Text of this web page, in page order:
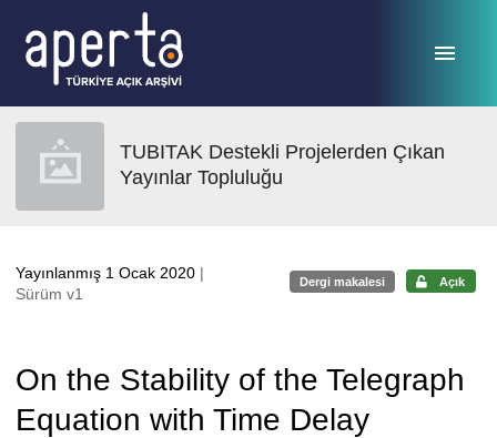
TUBITAK Destekli Projelerden Çıkan
Yayınlar Topluluğu
Yayınlanmış 1 Ocak 2020 |
Sürüm v1
Dergi makalesi Açık
On the Stability of the Telegraph
Equation with Time Delay